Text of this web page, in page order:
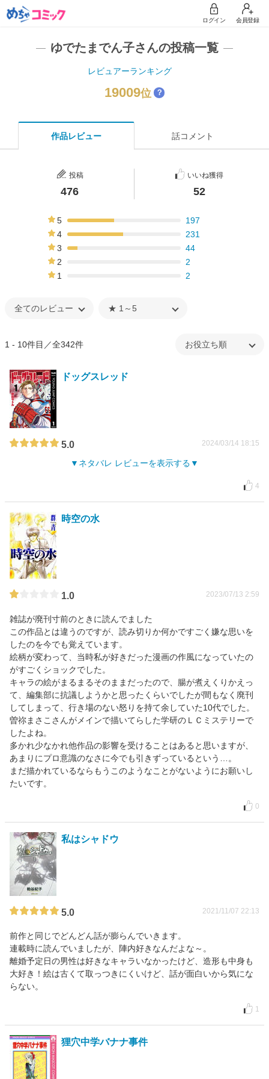
ログイン 会員登録
ゆでたまでん子さんの投稿一覧
レビュアーランキング
19009位 ？
作品レビュー 話コメント
投稿
476
いいね獲得
52
5
197
4
231
3
44
2
2
1
2
1 - 10件目／全342件
ドッグスレッド
5.0 2024/03/14 18:15
ネタバレ レビューを表示する
4
時空の水
1.0 2023/07/13 2:59
雑誌が廃刊寸前のときに読んでました
この作品とは違うのですが、読み切りか何かですごく嫌な思いを
したのを今でも覚えています。
絵柄が変わって、当時私が好きだった漫画の作風になっていたの
がすごくショックでした。
キャラの絵がまるまるそのままだったので、腸が煮えくりかえっ
て、編集部に抗議しようかと思ったくらいでしたが間もなく廃刊
してしまって、行き場のない怒りを持て余していた10代でした。
曽祢まさこさんがメインで描いてらした学研のＬＣミステリーで
したよね。
多かれ少なかれ他作品の影響を受けることはあると思いますが、
あまりにプロ意識のなさに今でも引きずっているという…。
まだ描かれているならもうこのようなことがないようにお願いし
たいです。
0
私はシャドウ
5.0 2021/11/07 22:13
前作と同じでどんどん話が膨らんでいきます。
連載時に読んでいましたが、陣内好きなんだよな～。
離婚予定日の男性は好きなキャラいなかったけど、造形も中身も
大好き！絵は古くて取っつきにくいけど、話が面白いから気にな
らない。
1
狸穴中学バナナ事件